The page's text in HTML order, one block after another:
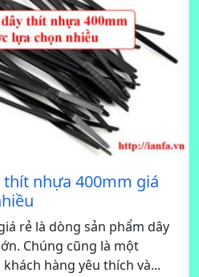
thít nhựa 400mm giá
rẻ là dòng sản phẩm dây
Chúng cũng là một
hàng yêu thích và...